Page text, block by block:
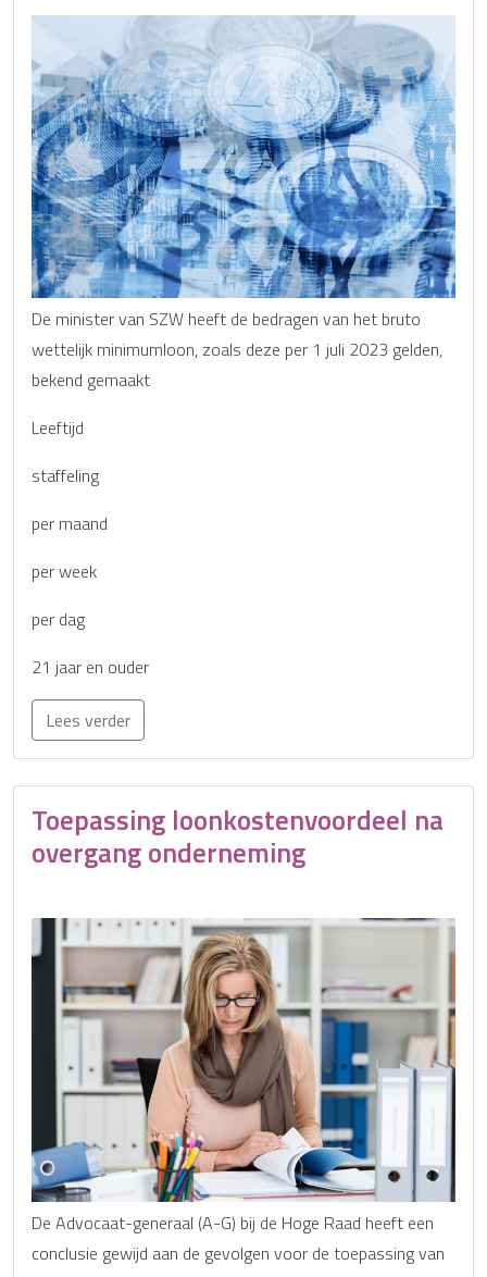
De minister van SZW heeft de bedragen van het bruto
wettelijk minimumloon, zoals deze per 1 juli 2023 gelden,
bekend gemaakt
Leeftijd
staffeling
per maand
per week
per dag
21 jaar en ouder
Lees verder
Toepassing loonkostenvoordeel na
overgang onderneming
De Advocaat-generaal (A-G) bij de Hoge Raad heeft een
conclusie gewijd aan de gevolgen voor de toepassing van